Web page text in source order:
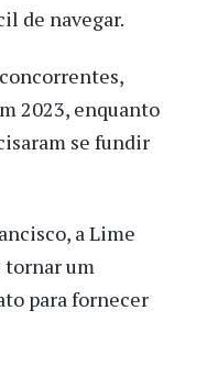
de navegar.
2023, enquanto
se fundir
a Lime
tornar um
para fornecer